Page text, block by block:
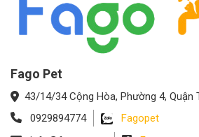
Fago Pet
43/14/34 Cộng Hòa, Phường 4, Quận
0929894774
Fagopet